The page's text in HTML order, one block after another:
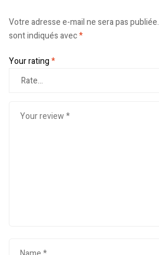
Votre adresse e-mail ne sera pas publiée.
sont indiqués avec*
Your rating*